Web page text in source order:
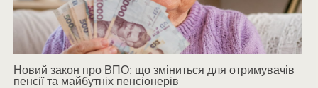
Новий закон про ВПО: що зміниться для отримувачів
пенсії та майбутніх пенсіонерів